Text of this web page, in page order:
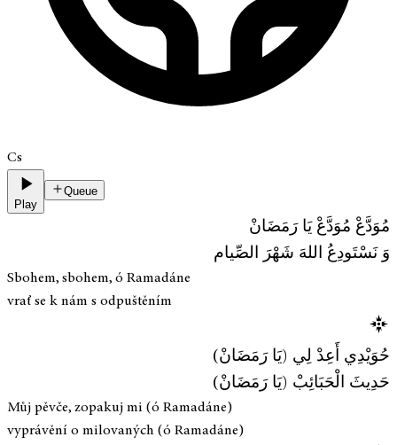
Cs
Play
Queue
مُوَدَّعْ مُوَدَّعْ يَا رَمَضَانْ
وَ نَسْتَودِعُ اللهَ شَهْرَ الصِّيام
Sbohem, sbohem, ó Ramadáne
vrať se k nám s odpuštěním
حُوَيْدِي أَعِدْ لِي (يَا رَمَضَانْ)
حَدِيثَ الْحَبَائِبْ (يَا رَمَضَانْ)
Můj pěvče, zopakuj mi (ó Ramadáne)
vyprávění o milovaných (ó Ramadáne)